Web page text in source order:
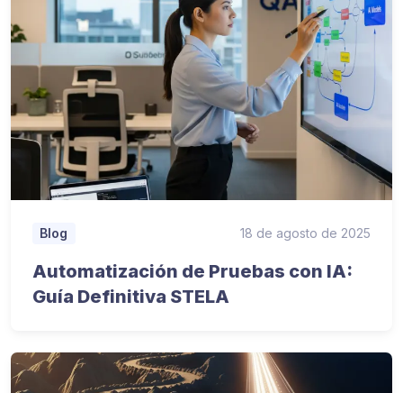
Blog 18 de agosto de 2025
Automatización de Pruebas con IA:
Guía Definitiva STELA